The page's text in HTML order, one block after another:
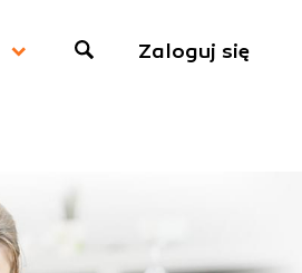
Zaloguj się